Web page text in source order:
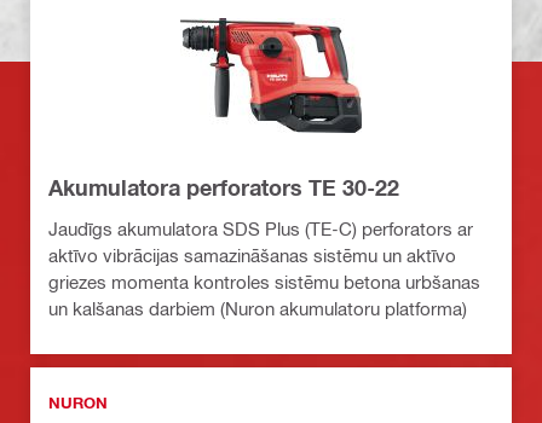
Akumulatora perforators TE 30-22
Jaudīgs akumulatora SDS Plus (TE-C) perforators ar
aktīvo vibrācijas samazināšanas sistēmu un aktīvo
griezes momenta kontroles sistēmu betona urbšanas
un kalšanas darbiem (Nuron akumulatoru platforma)
NURON